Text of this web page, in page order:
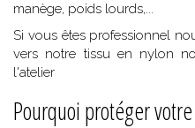
manège, poids lourds,...
Si vous êtes professionnel
vers notre tissu en nylon
l'atelier
Pourquoi protéger